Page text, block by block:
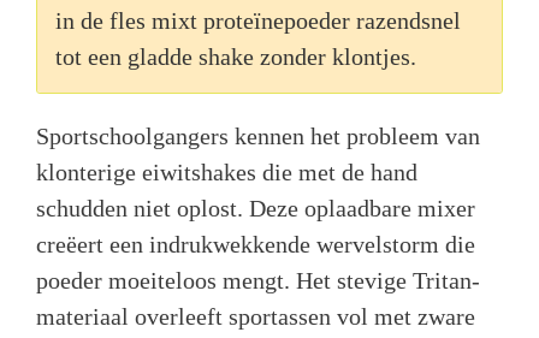
in de fles mixt proteïnepoeder razendsnel
tot een gladde shake zonder klontjes.
Sportschoolgangers kennen het probleem van
klonterige eiwitshakes die met de hand
schudden niet oplost. Deze oplaadbare mixer
creëert een indrukwekkende wervelstorm die
poeder moeiteloos mengt. Het stevige Tritan-
materiaal overleeft sportassen vol met zware